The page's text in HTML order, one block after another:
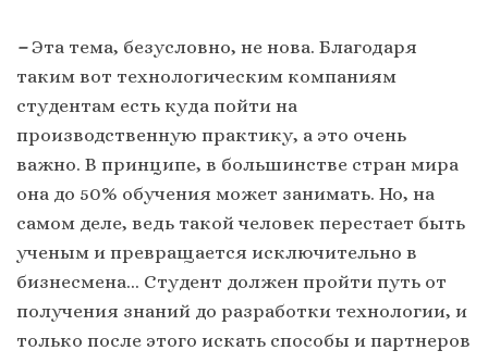
–Эта тема, безусловно, не нова. Благодаря
таким вот технологическим компаниям
студентам есть куда пойти на
производственную практику, а это очень
важно. В принципе, в большинстве стран мира
она до 50% обучения может занимать. Но, на
самом деле, ведь такой человек перестает быть
ученым и превращается исключительно в
бизнесмена… Студент должен пройти путь от
получения знаний до разработки технологии, и
только после этого искать способы и партнеров